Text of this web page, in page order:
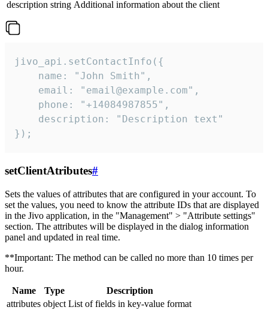
description string Additional information about the client
jivo_api.setContactInfo({
    name: "John Smith",
    email: "email@example.com",
    phone: "+14084987855",
    description: "Description text"
});
setClientAtributes#
Sets the values ​​of attributes that are configured in your account. To
set the values, you need to know the attribute IDs that are displayed
in the Jivo application, in the "Management" > "Attribute settings"
section. The attributes will be displayed in the dialog information
panel and updated in real time.
**Important: The method can be called no more than 10 times per
hour.
Name Type
Description
attributes object List of fields in key-value format